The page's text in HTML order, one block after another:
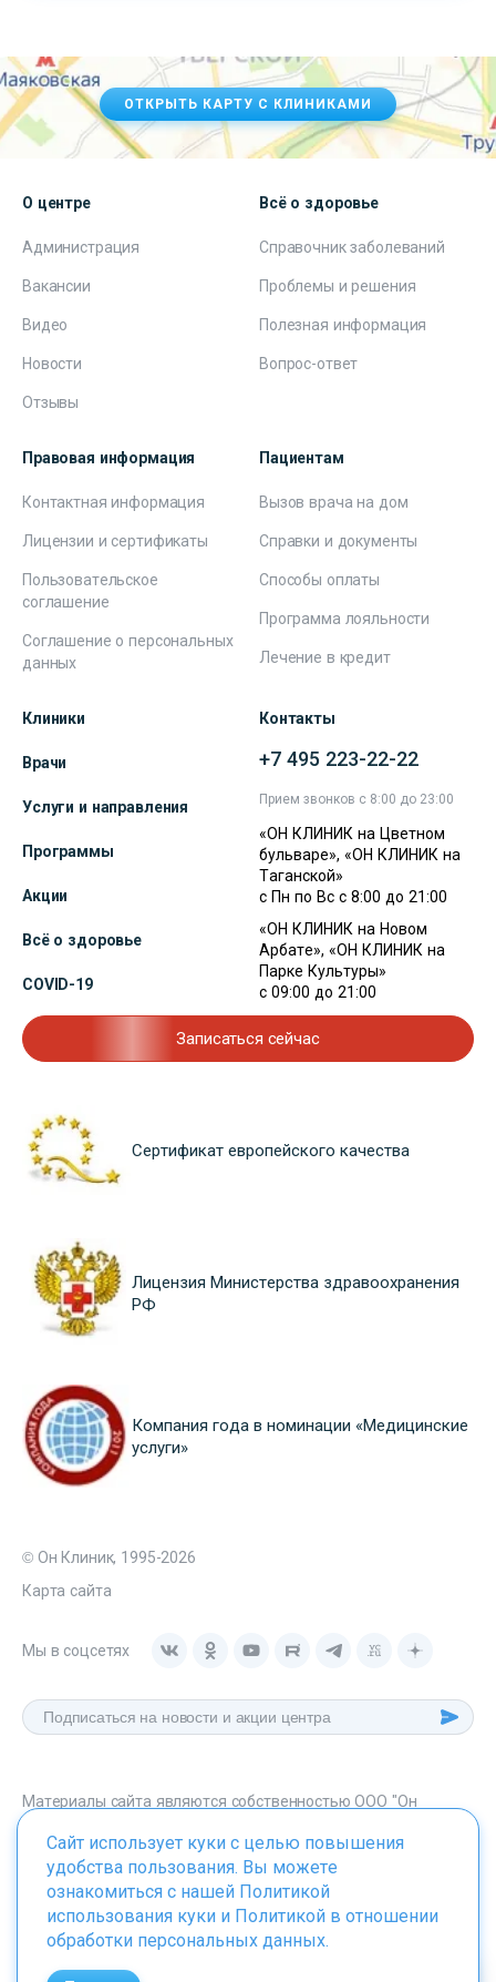
ОТКРЫТЬ КАРТУ С КЛИНИКАМИ
О центре
Администрация
Вакансии
Видео
Новости
Отзывы
Всё о здоровье
Справочник заболеваний
Проблемы и решения
Полезная информация
Вопрос-ответ
Правовая информация
Контактная информация
Лицензии и сертификаты
Пользовательское
соглашение
Соглашение о персональных
данных
Пациентам
Вызов врача на дом
Справки и документы
Способы оплаты
Программа лояльности
Лечение в кредит
Клиники
Врачи
Услуги и направления
Программы
Акции
Всё о здоровье
COVID-19
Контакты
+7 495 223-22-22
Прием звонков с 8:00 до 23:00
«ОН КЛИНИК на Цветном
бульваре», «ОН КЛИНИК на
Таганской»
с Пн по Вс с 8:00 до 21:00
«ОН КЛИНИК на Новом
Арбате», «ОН КЛИНИК на
Парке Культуры»
с 09:00 до 21:00
Записаться сейчас
Сертификат европейского качества
Лицензия Министерства здравоохранения
РФ
Компания года в номинации «Медицинские
услуги»
© Он Клиник, 1995-2026
Карта сайта
Мы в соцсетях
Материалы сайта являются собственностью ООО "Он
onclinic.ru запрещено в соответствии со статьей 1259 ГК. РФ.
ИМЕЮТСЯ ПРОТИВОПОКАЗАНИЯ. НЕОБХОДИМО
Сайт использует куки с целью повышения
удобства пользования. Вы можете
ознакомиться с нашей Политикой
использования куки и Политикой в отношении
обработки персональных данных.